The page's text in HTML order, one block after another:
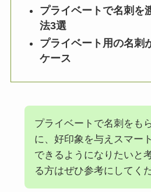
プライベートで名刺を
法3選
プライベート用の名刺
ケース
プライベートで名刺をも
に、好印象を与えスマー
できるようになりたいと
る方はぜひ参考にしてく